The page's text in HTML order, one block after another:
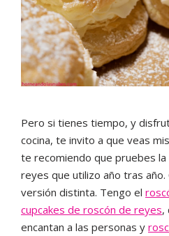
Pero si tienes tiempo, y
cocina, te invito a que veas mis
te recomiendo que pruebes
reyes que utilizo año tras año.
versión distinta. Tengo el
cupcakes de roscón de reyes,
encantan a las personas y